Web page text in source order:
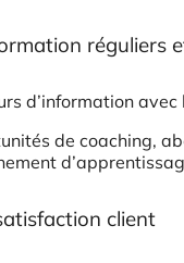
réguliers
d’information
de coaching,
client